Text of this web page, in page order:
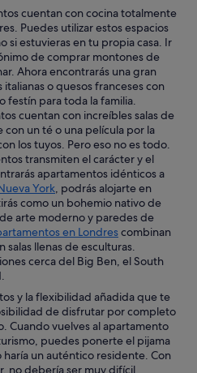
cuentan con cocina totalmente
Puedes utilizar estos espacios
si estuvieras en tu propia casa. Ir
de comprar montones de
Ahora encontrarás una gran
o quesos franceses con
festín para toda la familia.
cuentan con increíbles salas de
un té o una película por la
los tuyos. Pero eso no es todo.
transmiten el carácter y el
apartamentos idénticos a
York, podrás alojarte en
como un bohemio nativo de
arte moderno y paredes de
en Londrescombinan
salas llenas de esculturas.
cerca del Big Ben, el South
y la flexibilidad añadida que te
de disfrutar por completo
Cuando vuelves al apartamento
puedes ponerte el pijama
un auténtico residente. Con
no debería ser muy difícil